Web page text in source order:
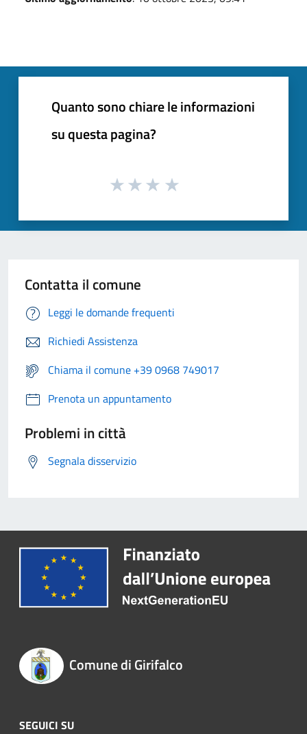
Quanto sono chiare le informazioni
su questa pagina?
Contatta il comune
Leggi le domande frequenti
Richiedi Assistenza
Chiama il comune +39 0968 749017
Prenota un appuntamento
Problemi in città
Segnala disservizio
Comune di Girifalco
SEGUICI SU